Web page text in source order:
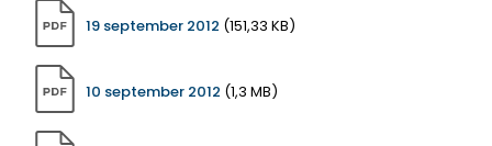
19 september 2012 (151,33 KB)
10 september 2012 (1,3 MB)